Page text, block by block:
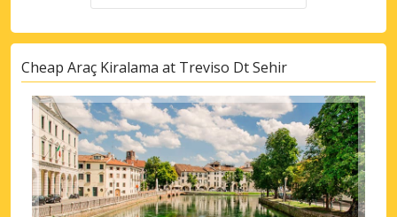
Cheap Araç Kiralama at Treviso Dt Sehir